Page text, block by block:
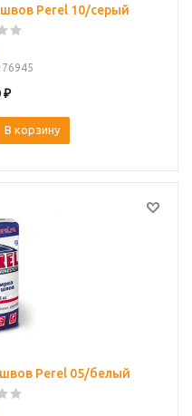
Perel 10/серый
₽
В корзину
Perel 05/белый